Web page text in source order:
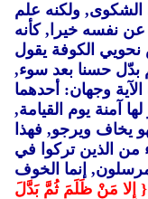
الشكوى, ولكنه علم
عن نفسه خيرا, كأنه
نحويي الكوفة يقول
بدّل حسنا بعد سوء,
وجهان: أحدهما
آمنة يوم القيامة,
يخاف ويرجو, فهذا
من الذين تركوا في
إنما الخوف
{ إِلا مَنْ ظَلَمَ ثُمَّ بَدَّلَ